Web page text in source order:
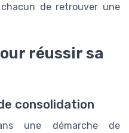
de retrouver une
réussir sa
consolidation
une démarche de